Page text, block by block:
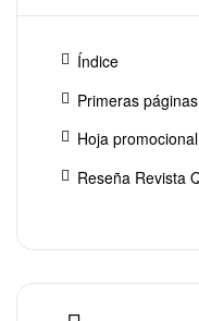
Índice
Primeras páginas
Hoja promocional
Reseña Revista